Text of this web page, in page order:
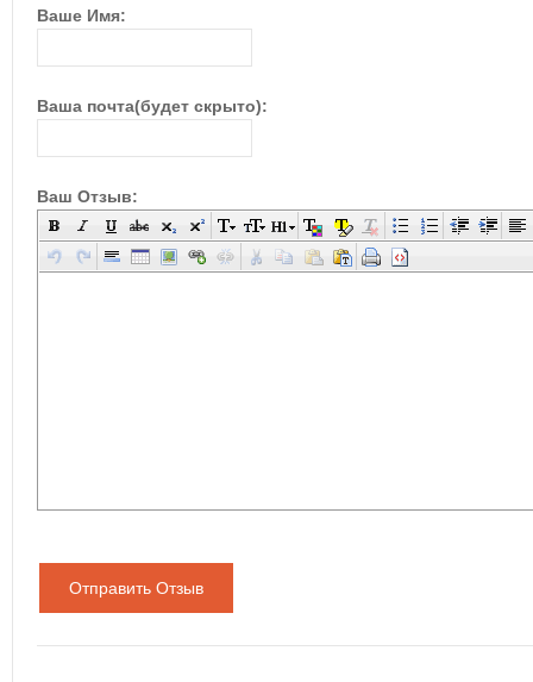
Ваше Имя:
Ваша почта(будет скрыто):
Ваш Отзыв:
Отправить Отзыв